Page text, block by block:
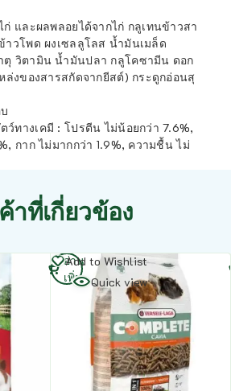
ก่ และผลพลอยได้จากไก่ กลูเทนข้าวสา
วโพด ผงเซลลูโลส น้ำมันเมล็ด
วิตามิน น้ำมันปลา กลูโคซามีน ดอก
ล่งของสารสกัดจากยีสต์) กระดูกอ่อนสุ
ทางเคมี : โปรตีน ไม่น้อยกว่า 7.6%,
กาก ไม่มากกว่า 1.9%, ความชื้น ไม่
าที่เกี่ยวข้อง
Add to Wishlist
Quick view
อ่าน
เพิ่ม